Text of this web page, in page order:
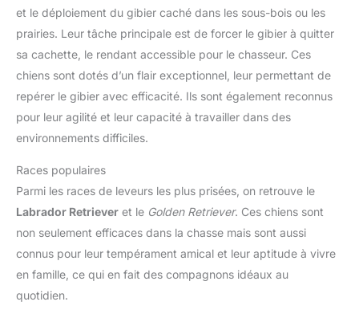
et le déploiement du gibier caché dans les sous-bois ou les
prairies. Leur tâche principale est de forcer le gibier à quitter
sa cachette, le rendant accessible pour le chasseur. Ces
chiens sont dotés d’un flair exceptionnel, leur permettant de
repérer le gibier avec efficacité. Ils sont également reconnus
pour leur agilité et leur capacité à travailler dans des
environnements difficiles.
Races populaires
Parmi les races de leveurs les plus prisées, on retrouve le
Labrador Retriever et le Golden Retriever. Ces chiens sont
non seulement efficaces dans la chasse mais sont aussi
connus pour leur tempérament amical et leur aptitude à vivre
en famille, ce qui en fait des compagnons idéaux au
quotidien.